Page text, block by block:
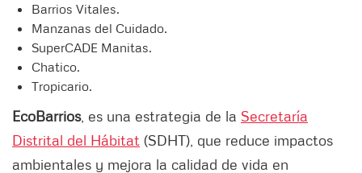
Barrios Vitales.
Manzanas del Cuidado.
SuperCADE Manitas.
Chatico.
Tropicario.
EcoBarrios, es una estrategia de la Secretaría
Distrital del Hábitat (SDHT), que reduce impactos
ambientales y mejora la calidad de vida en